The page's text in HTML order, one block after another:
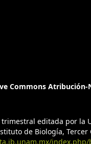
Commons
editada por la
de Biología,